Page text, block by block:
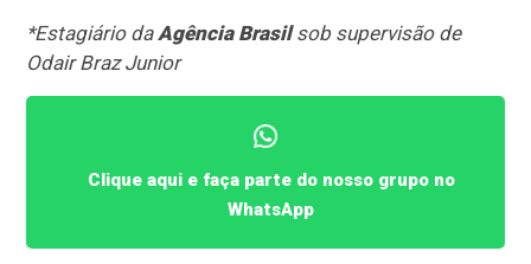
*Estagiário daAgência Brasilsob supervisão de
Odair Braz Junior
Clique aqui e faça parte do nosso grupo no
WhatsApp